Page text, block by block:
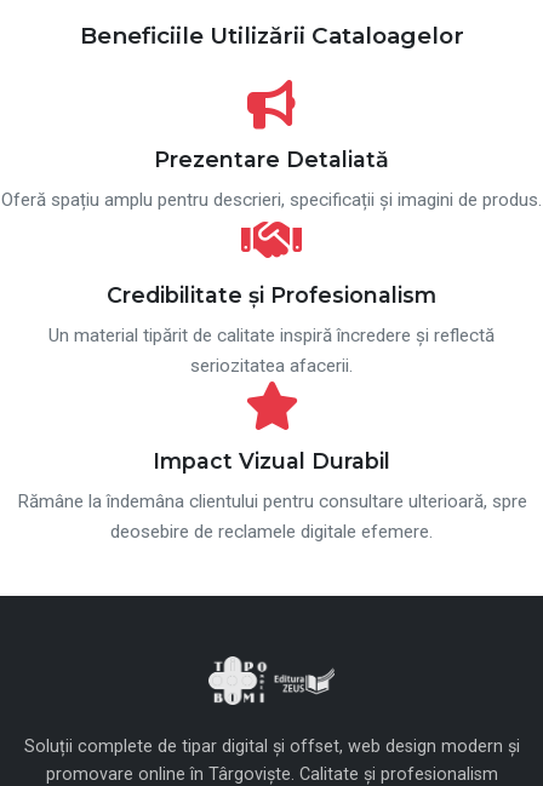
Beneficiile Utilizării Cataloagelor
Prezentare Detaliată
Oferă spațiu amplu pentru descrieri, specificații și imagini de produs.
Credibilitate și Profesionalism
Un material tipărit de calitate inspiră încredere și reflectă
seriozitatea afacerii.
Impact Vizual Durabil
Rămâne la îndemâna clientului pentru consultare ulterioară, spre
deosebire de reclamele digitale efemere.
Soluții complete de tipar digital și offset, web design modern și
promovare online în Târgoviște. Calitate și profesionalism